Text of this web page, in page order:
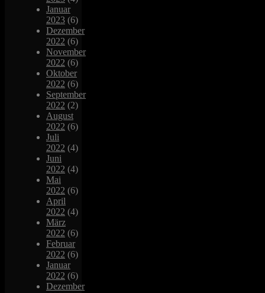
Januar
2023 (6)
Dezember
2022 (6)
November
2022 (6)
Oktober
2022 (6)
September
2022 (2)
August
2022 (6)
Juli
2022 (4)
Juni
2022 (4)
Mai
2022 (6)
April
2022 (4)
März
2022 (6)
Februar
2022 (6)
Januar
2022 (6)
Dezember